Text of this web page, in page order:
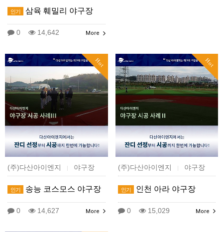
인기 삼육 훼밀리 야구장
0 14,642 More
Hot
(주)다산아이엔지 | 야구장
인기 송능 코스모스 야구장
0 14,627 More
Hot
(주)다산아이엔지 | 야구장
인기 인천 아라 야구장
0 15,029 More